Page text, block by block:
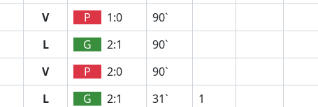
V P 1:0
90`
L G 2:1
90`
V P 2:0
90`
L G 2:1 31`
1